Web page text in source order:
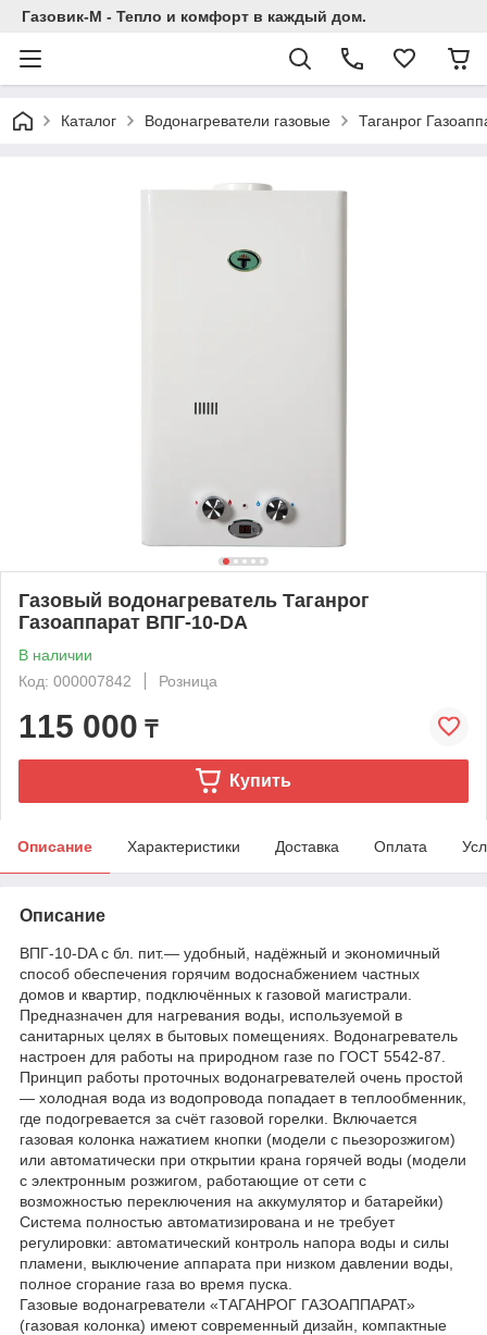
Газовик-М - Тепло и комфорт в каждый дом.
Каталог Водонагреватели газовые Таганрог
Газовый водонагреватель Таганрог
Газоаппарат ВПГ-10-DA
В наличии
Код: 000007842
Розница
115 000 ₸
Купить
Описание Характеристики Доставка Оплата
Описание
ВПГ-10-DA с бл. пит.— удобный, надёжный и экономичный
способ обеспечения горячим водоснабжением частных
домов и квартир, подключённых к газовой магистрали.
Предназначен для нагревания воды, используемой в
санитарных целях в бытовых помещениях. Водонагреватель
настроен для работы на природном газе по ГОСТ 5542-87.
Принцип работы проточных водонагревателей очень простой
— холодная вода из водопровода попадает в теплообменник,
где подогревается за счёт газовой горелки. Включается
газовая колонка нажатием кнопки (модели с пьезорозжигом)
или автоматически при открытии крана горячей воды (модели
с электронным розжигом, работающие от сети с
возможностью переключения на аккумулятор и батарейки)
Система полностью автоматизирована и не требует
регулировки: автоматический контроль напора воды и силы
пламени, выключение аппарата при низком давлении воды,
полное сгорание газа во время пуска.
Газовые водонагреватели «ТАГАНРОГ ГАЗОАППАРАТ»
(газовая колонка) имеют современный дизайн, компактные